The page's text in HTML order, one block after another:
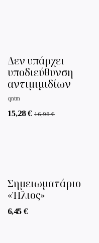
Δεν υπάρχει
υποδιεύθυνση
αντιμιμιδίων
qntm
15,28€ 16,98€
Σημειωματάριο
«Ήλιος»
6,45 €